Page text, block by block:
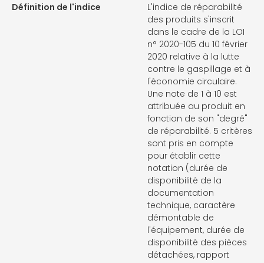
Définition de l'indice
L'indice de réparabilité
des produits s'inscrit
dans le cadre de la LOI
n° 2020-105 du 10 février
2020 relative à la lutte
contre le gaspillage et à
l'économie circulaire.
Une note de 1 à 10 est
attribuée au produit en
fonction de son "degré"
de réparabilité. 5 critères
sont pris en compte
pour établir cette
notation (durée de
disponibilité de la
documentation
technique, caractère
démontable de
l'équipement, durée de
disponibilité des pièces
détachées, rapport